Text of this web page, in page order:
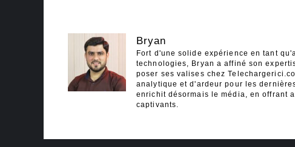
Bryan
Fort d'une solide expérience en tant
technologies, Bryan a affiné son
poser ses valises chez
analytique et d'ardeur pour les
enrichit désormais le média, en offrant
captivants.